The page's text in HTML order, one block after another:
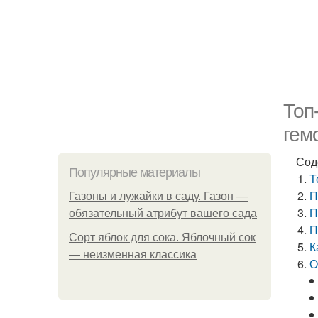
Популярные материалы
Газоны и лужайки в саду. Газон —
обязательный атрибут вашего сада
Сорт яблок для сока. Яблочный сок
— неизменная классика